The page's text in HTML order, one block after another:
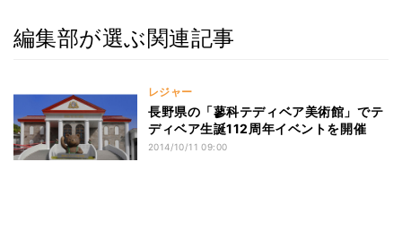
編集部が選ぶ関連記事
レジャー
長野県の「蓼科テディベア美術館」でテ
ディベア生誕112周年イベントを開催
2014/10/11 09:00